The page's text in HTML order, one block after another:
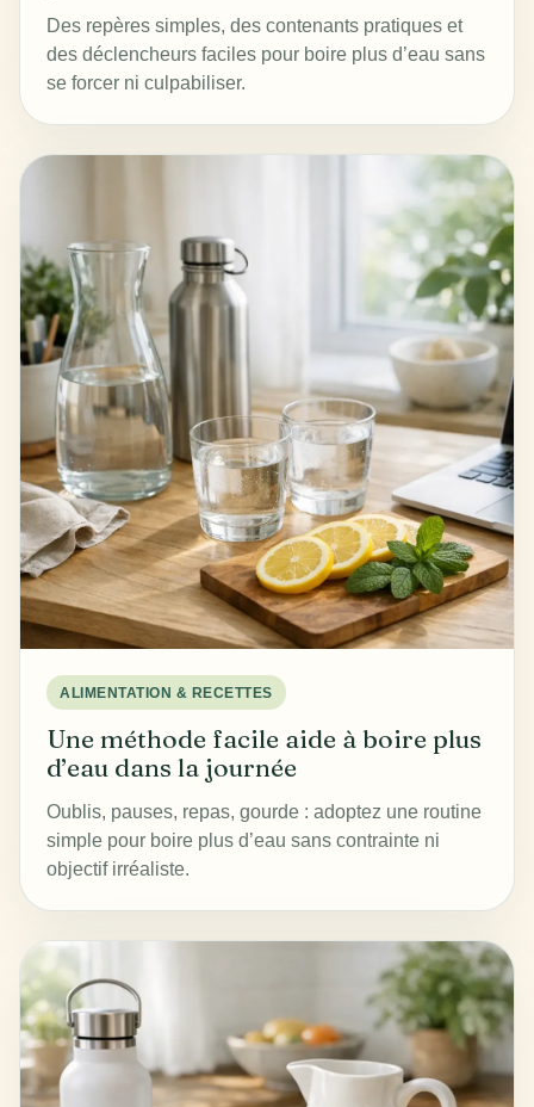
Des repères simples, des contenants pratiques et
des déclencheurs faciles pour boire plus d’eau sans
se forcer ni culpabiliser.
ALIMENTATION & RECETTES
Une méthode facile aide à boire plus
d’eau dans la journée
Oublis, pauses, repas, gourde : adoptez une routine
simple pour boire plus d’eau sans contrainte ni
objectif irréaliste.